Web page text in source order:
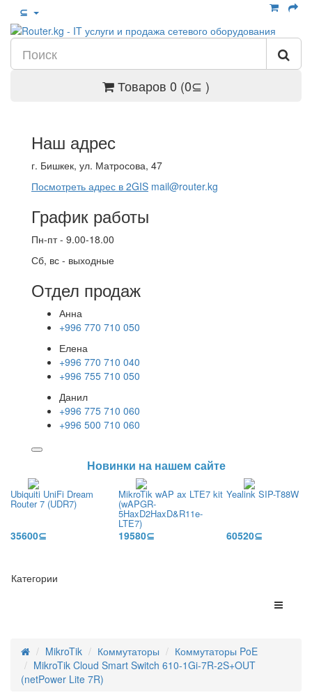
⊆
Товаров 0 (0⊆ )
Наш адрес
г. Бишкек, ул. Матросова, 47
Посмотреть адрес в 2GIS mail@router.kg
График работы
Пн-пт - 9.00-18.00
Сб, вс - выходные
Отдел продаж
Анна
+996 770 710 050
Елена
+996 770 710 040
+996 755 710 050
Данил
+996 775 710 060
+996 500 710 060
Новинки на нашем сайте
Ubiquiti UniFi Dream
Router 7 (UDR7)
35600⊆
MikroTik wAP ax LTE7 kit
(wAPGR-
5HaxD2HaxD&R11e-
LTE7)
19580⊆
Yealink SIP-T88W
60520⊆
Категории
MikroTik Коммутаторы
Коммутаторы PoE
MikroTik Cloud Smart Switch 610-1Gi-7R-2S+OUT
(netPower Lite 7R)